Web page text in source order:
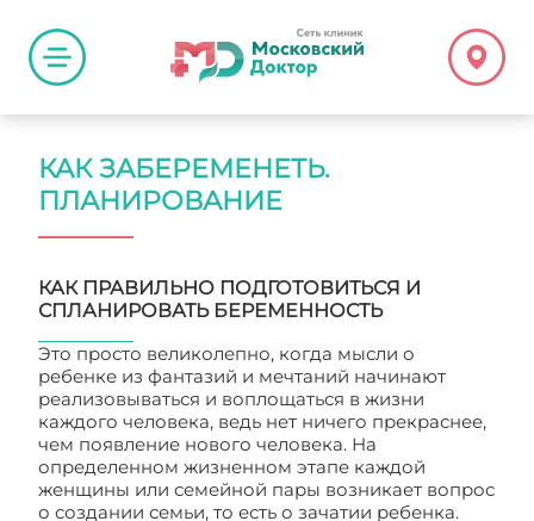
КАК ЗАБЕРЕМЕНЕТЬ.
ПЛАНИРОВАНИЕ
КАК ПРАВИЛЬНО ПОДГОТОВИТЬСЯ И
СПЛАНИРОВАТЬ БЕРЕМЕННОСТЬ
Это просто великолепно, когда мысли о
ребенке из фантазий и мечтаний начинают
реализовываться и воплощаться в жизни
каждого человека, ведь нет ничего прекраснее,
чем появление нового человека. На
определенном жизненном этапе каждой
женщины или семейной пары возникает вопрос
о создании семьи, то есть о зачатии ребенка.